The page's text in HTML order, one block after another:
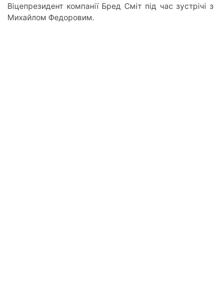
Віцепрезидент компанії Бред Сміт під час зустрічі з
Михайлом Федоровим.